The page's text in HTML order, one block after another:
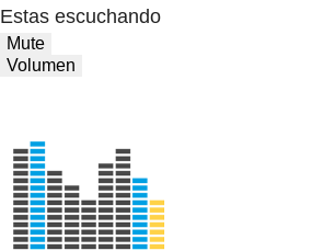
Estas escuchando
Mute
Volumen